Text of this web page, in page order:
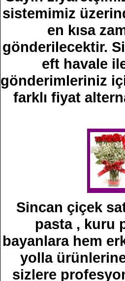
sistemimiz
en kısa
gönderilecektir.
eft havale
gönderimleriniz
farklı fiyat
Sincan çiçek
pasta , kuru
bayanlara hem
yolla
sizlere